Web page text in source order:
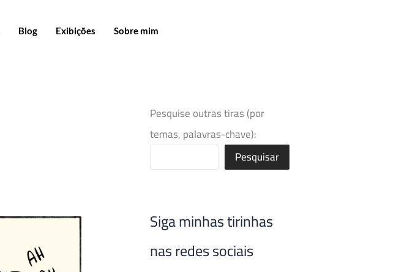
Blog Exibições Sobre mim
Pesquise outras tiras (por
temas, palavras-chave):
Pesquisar
Siga minhas tirinhas
nas redes sociais